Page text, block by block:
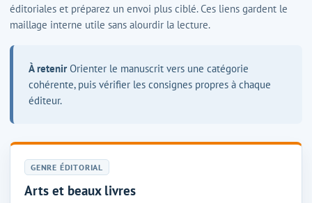
éditoriales et préparez un envoi plus ciblé. Ces liens gardent le
maillage interne utile sans alourdir la lecture.
À retenir Orienter le manuscrit vers une catégorie
cohérente, puis vérifier les consignes propres à chaque
éditeur.
GENRE ÉDITORIAL
Arts et beaux livres